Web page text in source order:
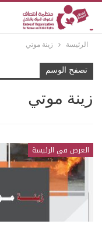
الرئيسة زينة موتي
تصفح الوسم
زينة موتي
العرض في الرئيسة